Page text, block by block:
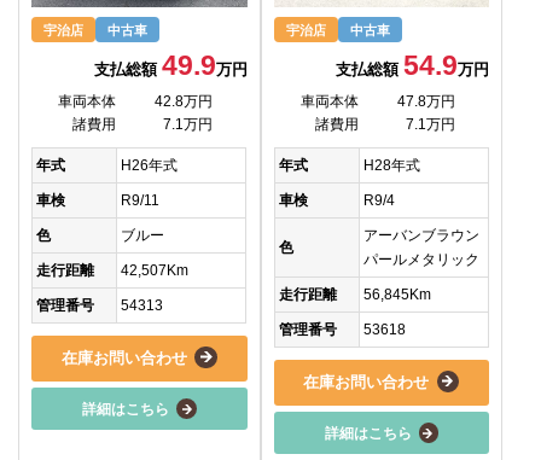
宇治店 中古車
支払総額 49.9万円
車両本体
42.8万円
諸費用
7.1万円
年式 H26年式
車検 R9/11
色 ブルー
走行距離 42,507Km
管理番号 54313
在庫お問い合わせ
詳細はこちら
宇治店 中古車
支払総額54.9万円
車両本体
47.8万円
諸費用
7.1万円
年式 H28年式
車検 R9/4
色
アーバンブラウン
パールメタリック
走行距離 56,845Km
管理番号 53618
在庫お問い合わせ
詳細はこちら